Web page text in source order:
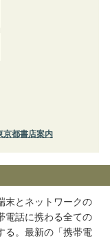
京都書店案内
末とネットワークの
電話に携わる全ての
る。最新の「携帯電